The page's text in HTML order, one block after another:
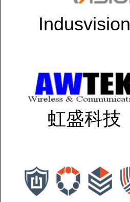
Indusvision
虹盛科技